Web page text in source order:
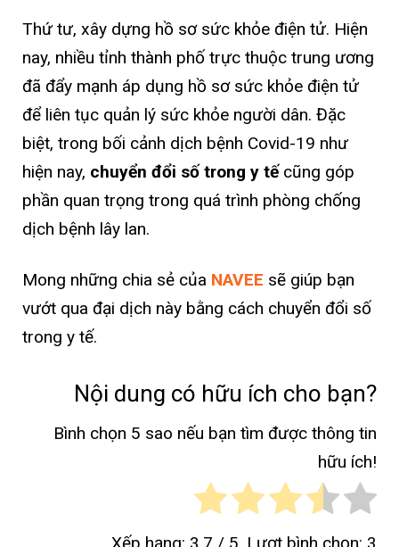
Thứ tư, xây dựng hồ sơ sức khỏe điện tử. Hiện
nay, nhiều tỉnh thành phố trực thuộc trung ương
đã đẩy mạnh áp dụng hồ sơ sức khỏe điện tử
để liên tục quản lý sức khỏe người dân. Đặc
biệt, trong bối cảnh dịch bệnh Covid-19 như
hiện nay, chuyển đổi số trong y tếcũng góp
phần quan trọng trong quá trình phòng chống
dịch bệnh lây lan.
Mong những chia sẻ của NAVEE sẽ giúp bạn
vướt qua đại dịch này bằng cách chuyển đổi số
trong y tế.
Nội dung có hữu ích cho bạn?
Bình chọn 5 sao nếu bạn tìm được thông tin
hữu ích!